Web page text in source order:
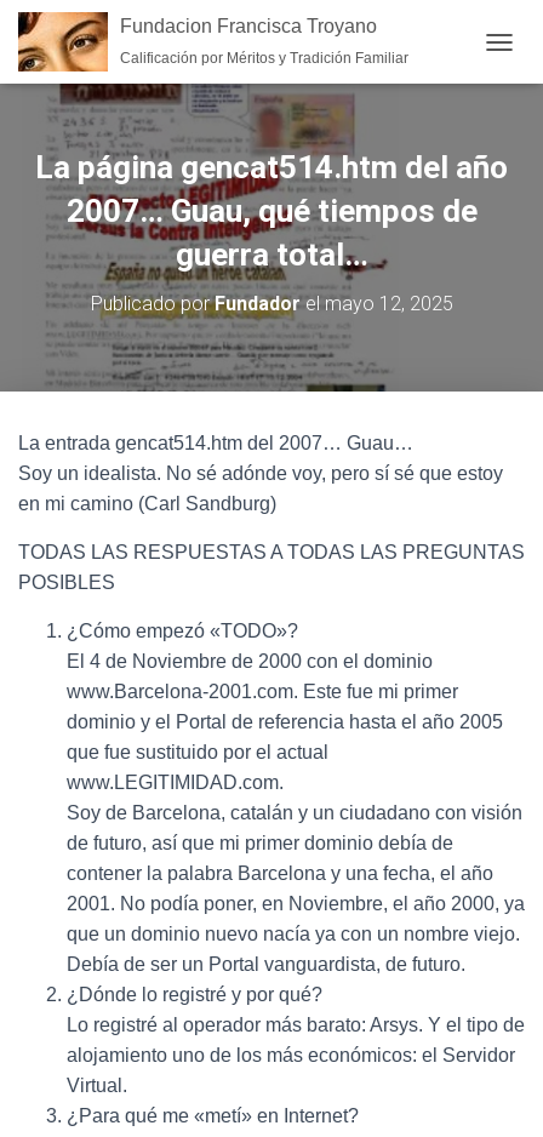
Fundacion Francisca Troyano
Calificación por Méritos y Tradición Familiar
La página gencat514.htm del año
2007… Guau, qué tiempos de
guerra total…
Publicado porFundadorel mayo 12, 2025
La entrada gencat514.htm del 2007… Guau…
Soy un idealista. No sé adónde voy, pero sí sé que estoy
en mi camino (Carl Sandburg)
TODAS LAS RESPUESTAS A TODAS LAS PREGUNTAS
POSIBLES
¿Cómo empezó «TODO»?
El 4 de Noviembre de 2000 con el dominio
www.Barcelona-2001.com. Este fue mi primer
dominio y el Portal de referencia hasta el año 2005
que fue sustituido por el actual
www.LEGITIMIDAD.com.
Soy de Barcelona, catalán y un ciudadano con visión
de futuro, así que mi primer dominio debía de
contener la palabra Barcelona y una fecha, el año
2001. No podía poner, en Noviembre, el año 2000, ya
que un dominio nuevo nacía ya con un nombre viejo.
Debía de ser un Portal vanguardista, de futuro.
¿Dónde lo registré y por qué?
Lo registré al operador más barato: Arsys. Y el tipo de
alojamiento uno de los más económicos: el Servidor
Virtual.
¿Para qué me «metí» en Internet?